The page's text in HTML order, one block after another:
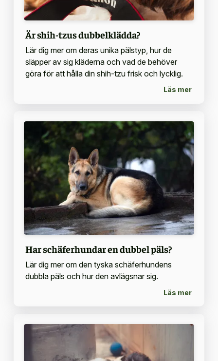
Är shih-tzus dubbelklädda?
Lär dig mer om deras unika pälstyp, hur de
släpper av sig kläderna och vad de behöver
göra för att hålla din shih-tzu frisk och lycklig.
Läs mer
Har schäferhundar en dubbel päls?
Lär dig mer om den tyska schäferhundens
dubbla päls och hur den avlägsnar sig.
Läs mer